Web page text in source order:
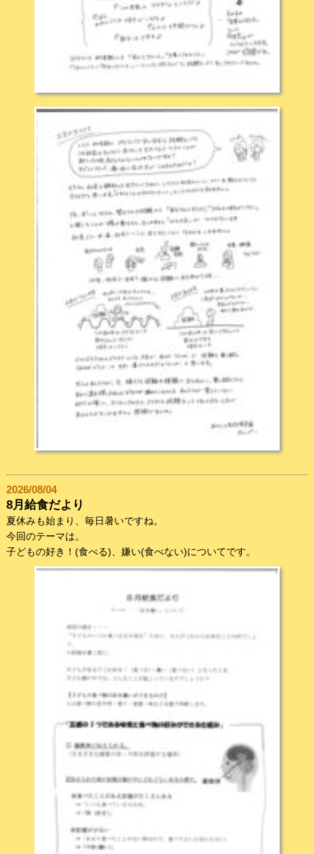
2026/08/04
8月給食だより
夏休みも始まり、毎日暑いですね。
今回のテーマは。
子どもの好き！(食べる)、嫌い(食べない)についてです。